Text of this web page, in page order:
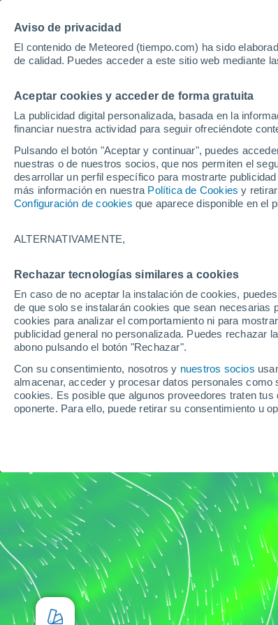
Aviso de privacidad
El contenido de Meteored (tiempo.com) ha sido
de calidad. Puedes acceder a este sitio web mediante
Aceptar cookies y acceder de forma gratuita
La publicidad digital personalizada, basada en la
financiar nuestra actividad para seguir ofreciéndote
Pulsando el botón "Aceptar y continuar", puedes
nuestras o de nuestros socios, que nos permiten el
desarrollar un perfil específico para mostrarte
más información en nuestra Política de Cookies y
Configuración de cookies que aparece disponible en el
ALTERNATIVAMENTE,
Rechazar tecnologías similares a cookies
En caso de no aceptar la instalación de cookies,
de que solo se instalarán cookies que sean necesarias
cookies para analizar el comportamiento ni para
publicidad general no personalizada. Puedes rechazar
abono pulsando el botón "Rechazar".
Con su consentimiento, nosotros y nuestros socios
almacenar, acceder y procesar datos personales
cookies. Es posible que algunos proveedores traten
oponerte. Para ello, puede retirar su consentimiento u
Nosotros y nuestros socios hacemos el
Almacenar la información en un dispositivo y/o
perfiles para publicidad personalizada, utilizar perfiles
personalizar el contenido, uso de perfiles para la
medir el rendimiento del contenido, comprender al
procedentes de diferentes fuentes, desarrollo y
contenido.
Datos de localización geográfica precisa e
personalizados, medición de publicidad y contenido,
Ver nuestros 1199 socios
El tiempo